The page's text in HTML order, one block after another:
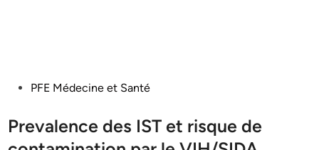
PostedPFE Médecine et Santé
Prevalence des IST et risque de